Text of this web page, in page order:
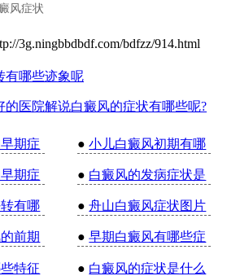
风症状
3g.ningbbdbdf.com/bdfzz/914.html
有哪些迹象呢
的医院解说白癜风的症状有哪些呢?
期症 ●小儿白癜风初期有哪
期症 ● 白癜风的发病症状是
有哪 ●舟山白癜风症状图片
前期 ●早期白癜风有哪些症
特征 ● 白癜风的症状是什么